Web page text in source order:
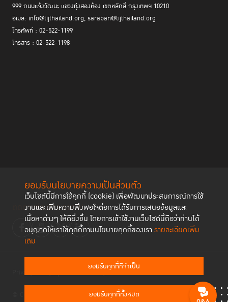
ยอมรับนโยบายความเป็นส่วนตัว
เว็บไซต์นี้มีการใช้คุกกี้ (cookie) เพื่อพัฒนาประสบการณ์การใช้
งานและเพิ่มความพึงพอใจต่อการได้รับการเสนอข้อมูลและ
เนื้อหาต่างๆ ให้ดียิ่งขึ้น โดยการเข้าใช้งานเว็บไซต์นี้ถือว่าท่านได้
อนุญาตให้เราใช้คุกกี้ตามนโยบายคุกกี้ของเรา รายละเอียดเพิ่ม
เติม
ยอมรับคุกกี้ที่จำเป็น
ยอมรับคุกกี้ทั้งหมด
999 ถนนแจ้งวัฒนะ แขวงทุ่งสองห้อง เขตหลักสี่ กรุงเทพฯ 10210
อีเมล: info@tijthailand.org, saraban@tijthailand.org
โทรศัพท์ : 02-522-1199
โทรสาร : 02-522-1198
ติดตามช่องทาง social
© Copyright 2023 Thailand Institute of Justice All Rights Reserved
Privacy Policy Cookies Policy